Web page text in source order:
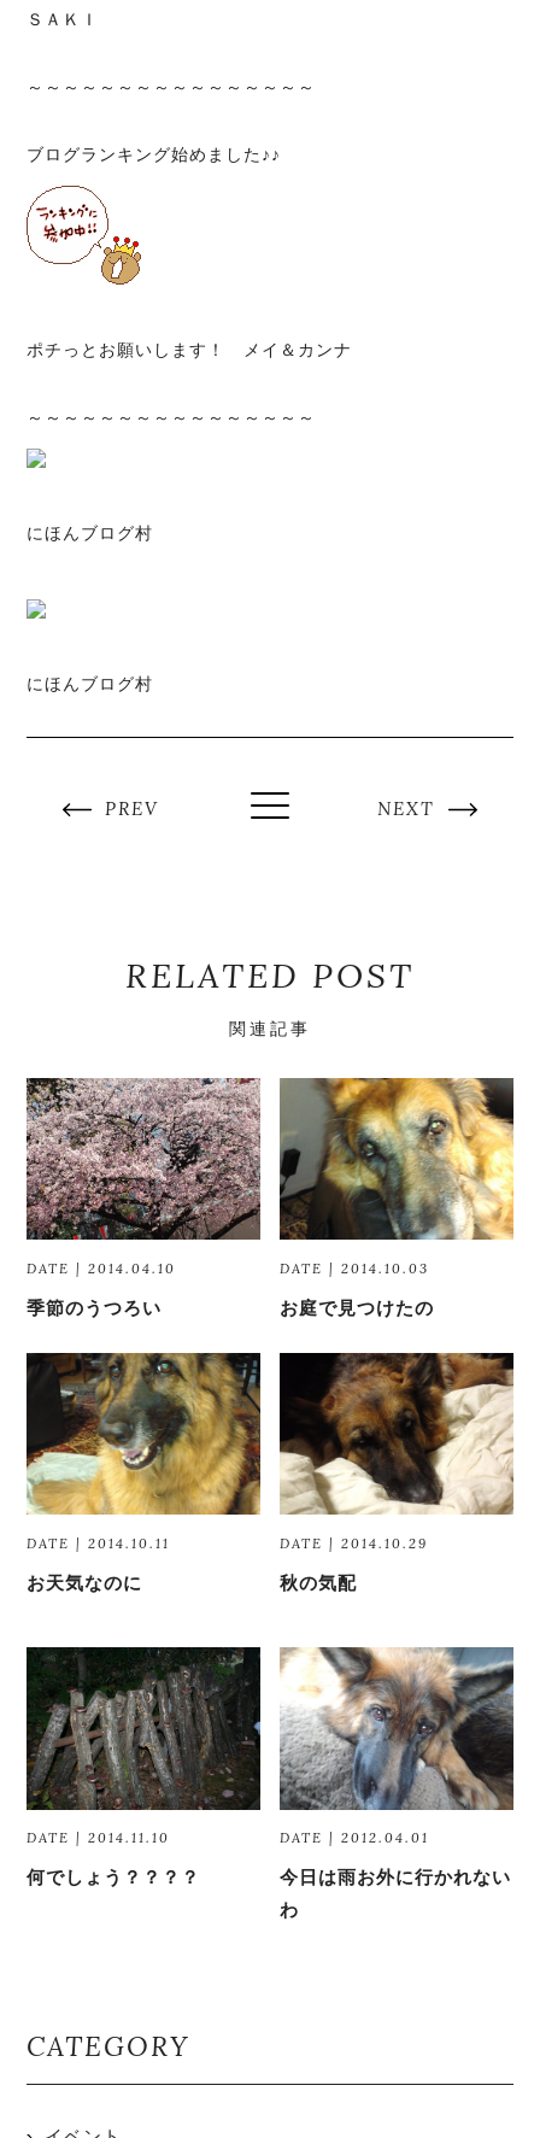
ＳＡＫＩ
～～～～～～～～～～～～～～～～
ブログランキング始めました♪♪
ポチっとお願いします！ メイ＆カンナ
～～～～～～～～～～～～～～～～
にほんブログ村
にほんブログ村
PREV NEXT
RELATED POST
関連記事
DATE | 2014.04.10
季節のうつろい
DATE | 2014.10.03
お庭で見つけたの
DATE | 2014.10.11
お天気なのに
DATE | 2014.10.29
秋の気配
DATE | 2014.11.10
何でしょう？？？？
DATE | 2012.04.01
今日は雨お外に行かれない
わ
CATEGORY